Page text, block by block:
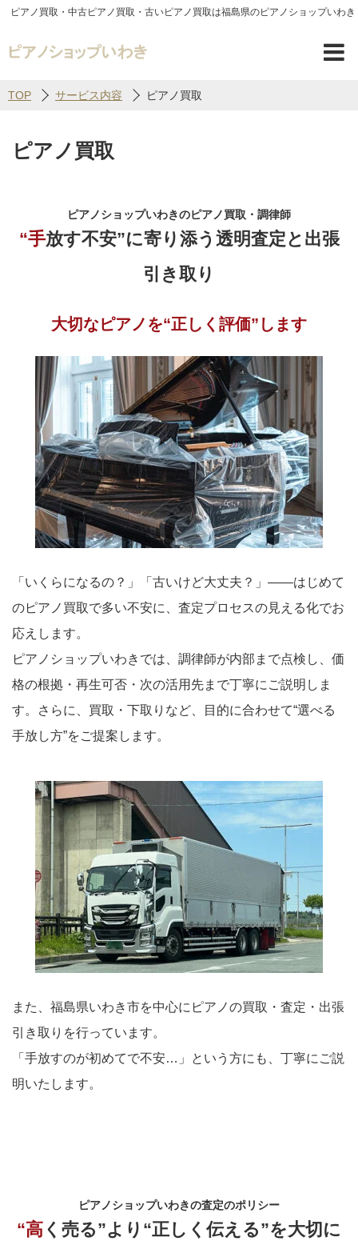
ピアノ買取・中古ピアノ買取・古いピアノ買取は福島県のピアノショップいわき
TOP サービス内容 ピアノ買取
ピアノ買取
ピアノショップいわきのピアノ買取・調律師
“手放す不安”に寄り添う透明査定と出張
引き取り
大切なピアノを“正しく評価”します
「いくらになるの？」「古いけど大丈夫？」――はじめて
のピアノ買取で多い不安に、査定プロセスの見える化でお
応えします。
ピアノショップいわきでは、調律師が内部まで点検し、価
格の根拠・再生可否・次の活用先まで丁寧にご説明しま
す。さらに、買取・下取りなど、目的に合わせて“選べる
手放し方”をご提案します。
また、福島県いわき市を中心にピアノの買取・査定・出張
引き取りを行っています。
「手放すのが初めてで不安…」という方にも、丁寧にご説
明いたします。
ピアノショップいわきの査定のポリシー
“高く売る”より“正しく伝える”を大切に